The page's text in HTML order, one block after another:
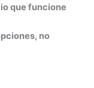
que funcione
no